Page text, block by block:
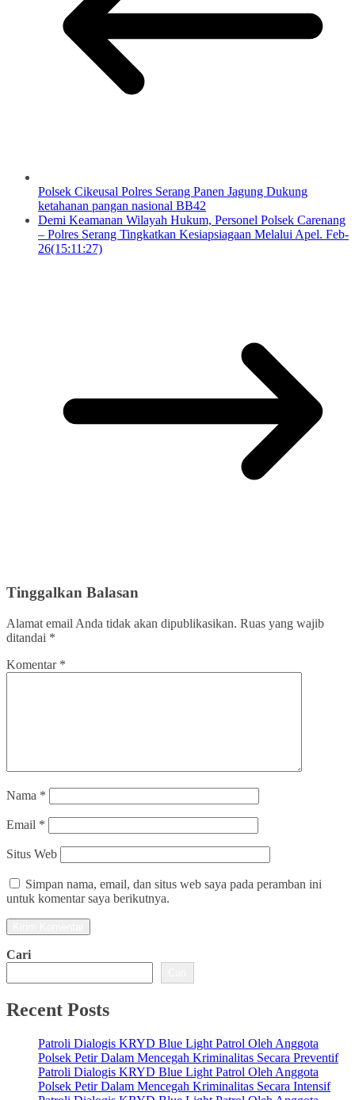
Polsek Cikeusal Polres Serang Panen Jagung Dukung
ketahanan pangan nasional BB42
Demi Keamanan Wilayah Hukum, Personel Polsek Carenang
– Polres Serang Tingkatkan Kesiapsiagaan Melalui Apel. Feb-
26(15:11:27)
Tinggalkan Balasan
Alamat email Anda tidak akan dipublikasikan. Ruas yang wajib
ditandai *
Komentar *
Nama *
Email *
Situs Web
Simpan nama, email, dan situs web saya pada peramban ini
untuk komentar saya berikutnya.
Cari
Recent Posts
Patroli Dialogis KRYD Blue Light Patrol Oleh Anggota
Polsek Petir Dalam Mencegah Kriminalitas Secara Preventif
Patroli Dialogis KRYD Blue Light Patrol Oleh Anggota
Polsek Petir Dalam Mencegah Kriminalitas Secara Intensif